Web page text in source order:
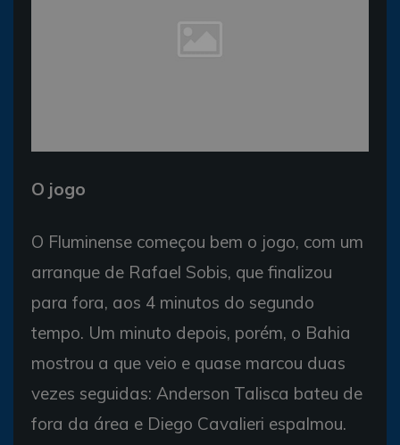
O jogo
O Fluminense começou bem o jogo, com um
arranque de Rafael Sobis, que finalizou
para fora, aos 4 minutos do segundo
tempo. Um minuto depois, porém, o Bahia
mostrou a que veio e quase marcou duas
vezes seguidas: Anderson Talisca bateu de
fora da área e Diego Cavalieri espalmou.